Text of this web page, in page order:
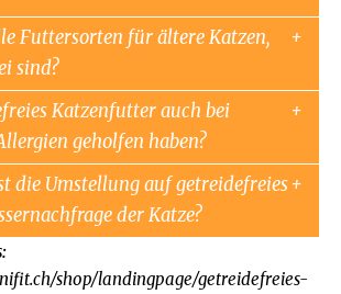
Futtersorten für ältere Katzen,
sind?
Katzenfutter auch bei
geholfen haben?
die Umstellung auf getreidefreies
der Katze?
shop/landingpage/getreidefreies-